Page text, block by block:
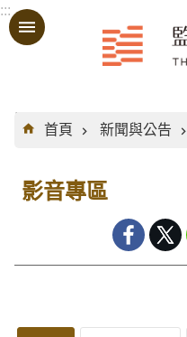
跳到主要內容區塊
:::
:::
首頁
新聞與公告
影音專區